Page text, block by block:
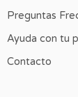
Preguntas
Ayuda con tu
Contacto